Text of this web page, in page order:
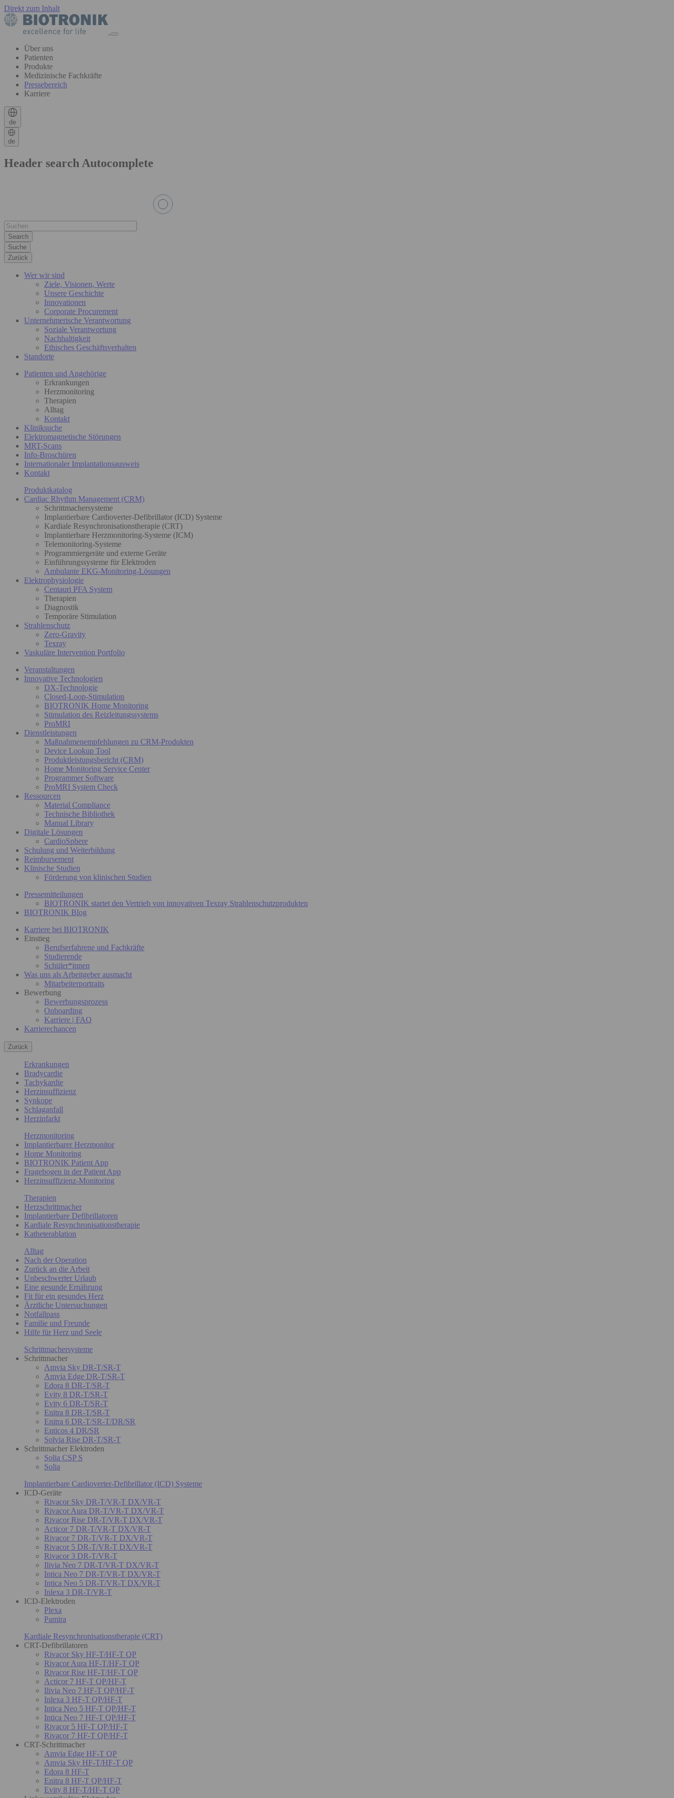
Direkt zum Inhalt
Über uns
Patienten
Produkte
Medizinische Fachkräfte
Pressebereich
Karriere
de
de
Header search Autocomplete
Suche
Zurück
Wer wir sind
Ziele, Visionen, Werte
Unsere Geschichte
Innovationen
Corporate Procurement
Unternehmerische Verantwortung
Soziale Verantwortung
Nachhaltigkeit
Ethisches Geschäftsverhalten
Standorte
Patienten und Angehörige
Erkrankungen
Herzmonitoring
Therapien
Alltag
Kontakt
Kliniksuche
Elektromagnetische Störungen
MRT-Scans
Info-Broschüren
Internationaler Implantationsausweis
Kontakt
Produktkatalog
Cardiac Rhythm Management (CRM)
Schrittmachersysteme
Implantierbare Cardioverter-Defibrillator (ICD) Systeme
Kardiale Resynchronisationstherapie (CRT)
Implantierbare Herzmonitoring-Systeme (ICM)
Telemonitoring-Systeme
Programmiergeräte und externe Geräte
Einführungssysteme für Elektroden
Ambulante EKG-Monitoring-Lösungen
Elektrophysiologie
Centauri PFA System
Therapien
Diagnostik
Temporäre Stimulation
Strahlenschutz
Zero-Gravity
Texray
Vaskuläre Intervention Portfolio
Veranstaltungen
Innovative Technologien
DX-Technologie
Closed-Loop-Stimulation
BIOTRONIK Home Monitoring
Stimulation des Reizleitungssystems
ProMRI
Dienstleistungen
Maßnahmenempfehlungen zu CRM-Produkten
Device Lookup Tool
Produktleistungsbericht (CRM)
Home Monitoring Service Center
Programmer Software
ProMRI System Check
Ressourcen
Material Compliance
Technische Bibliothek
Manual Library
Digitale Lösungen
CardioSphere
Schulung und Weiterbildung
Reimbursement
Klinische Studien
Förderung von klinischen Studien
Pressemitteilungen
BIOTRONIK startet den Vertrieb von innovativen Texray Strahlenschutzprodukten
BIOTRONIK Blog
Karriere bei BIOTRONIK
Einstieg
Berufserfahrene und Fachkräfte
Studierende
Schüler*innen
Was uns als Arbeitgeber ausmacht
Mitarbeiterportraits
Bewerbung
Bewerbungsprozess
Onboarding
Karriere | FAQ
Karrierechancen
Zurück
Erkrankungen
Bradycardie
Tachykardie
Herzinsuffizienz
Synkope
Schlaganfall
Herzinfarkt
Herzmonitoring
Implantierbarer Herzmonitor
Home Monitoring
BIOTRONIK Patient App
Fragebogen in der Patient App
Herzinsuffizienz-Monitoring
Therapien
Herzschrittmacher
Implantierbare Defibrillatoren
Kardiale Resynchronisationstherapie
Katheterablation
Alltag
Nach der Operation
Zurück an die Arbeit
Unbeschwerter Urlaub
Eine gesunde Ernährung
Fit für ein gesundes Herz
Ärztliche Untersuchungen
Notfallpass
Familie und Freunde
Hilfe für Herz und Seele
Schrittmachersysteme
Schrittmacher
Amvia Sky DR-T/SR-T
Amvia Edge DR-T/SR-T
Edora 8 DR-T/SR-T
Evity 8 DR-T/SR-T
Evity 6 DR-T/SR-T
Enitra 8 DR-T/SR-T
Enitra 6 DR-T/SR-T/DR/SR
Enticos 4 DR/SR
Solvia Rise DR-T/SR-T
Schrittmacher Elektroden
Solia CSP S
Solia
Implantierbare Cardioverter-Defibrillator (ICD) Systeme
ICD-Geräte
Rivacor Sky DR-T/VR-T DX/VR-T
Rivacor Aura DR-T/VR-T DX/VR-T
Rivacor Rise DR-T/VR-T DX/VR-T
Acticor 7 DR-T/VR-T DX/VR-T
Rivacor 7 DR-T/VR-T DX/VR-T
Rivacor 5 DR-T/VR-T DX/VR-T
Rivacor 3 DR-T/VR-T
Ilivia Neo 7 DR-T/VR-T DX/VR-T
Intica Neo 7 DR-T/VR-T DX/VR-T
Intica Neo 5 DR-T/VR-T DX/VR-T
Inlexa 3 DR-T/VR-T
ICD-Elektroden
Plexa
Pamira
Kardiale Resynchronisationstherapie (CRT)
CRT-Defibrillatoren
Rivacor Sky HF-T/HF-T QP
Rivacor Aura HF-T/HF-T QP
Rivacor Rise HF-T/HF-T QP
Acticor 7 HF-T QP/HF-T
Ilivia Neo 7 HF-T QP/HF-T
Inlexa 3 HF-T QP/HF-T
Intica Neo 5 HF-T QP/HF-T
Intica Neo 7 HF-T QP/HF-T
Rivacor 5 HF-T QP/HF-T
Rivacor 7 HF-T QP/HF-T
CRT-Schrittmacher
Amvia Edge HF-T QP
Amvia Sky HF-T/HF-T QP
Edora 8 HF-T
Enitra 8 HF-T QP/HF-T
Evity 8 HF-T/HF-T QP